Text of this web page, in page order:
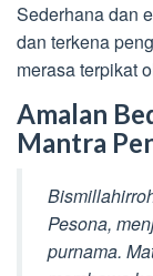
Sederhana dan
dan terkena
merasa terpikat
Amalan
Mantra
Pesona,
purnama.